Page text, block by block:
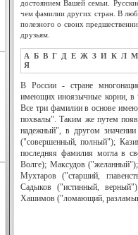
достоянием Вашей семьи.
чем фамилии других стран. В
полезного о своих
друзьям.
А Б В Г Д Е Ж З И К Л М
Я
В России - стране
имеющих иноязычные корни, в
Все три фамилии в основе
похвалы". Таким же путем
надежный", в другом
("совершенный, полный");
последняя фамилия могла в
Волге); Максудов
Мухтаров ("старший,
Садыков ("истинный,
Хашимов ("ломающий,